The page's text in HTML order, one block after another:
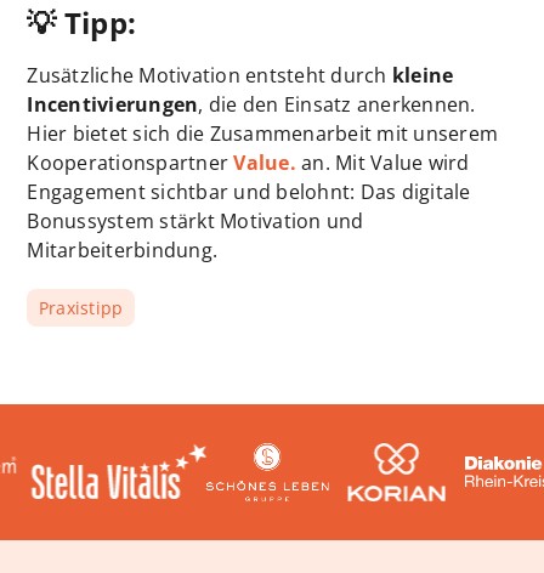
💡 Tipp:
Zusätzliche Motivation entsteht durch kleine
Incentivierungen, die den Einsatz anerkennen.
Hier bietet sich die Zusammenarbeit mit unserem
KooperationspartnerValue. an. Mit Value wird
Engagement sichtbar und belohnt: Das digitale
Bonussystem stärkt Motivation und
Mitarbeiterbindung.
Praxistipp